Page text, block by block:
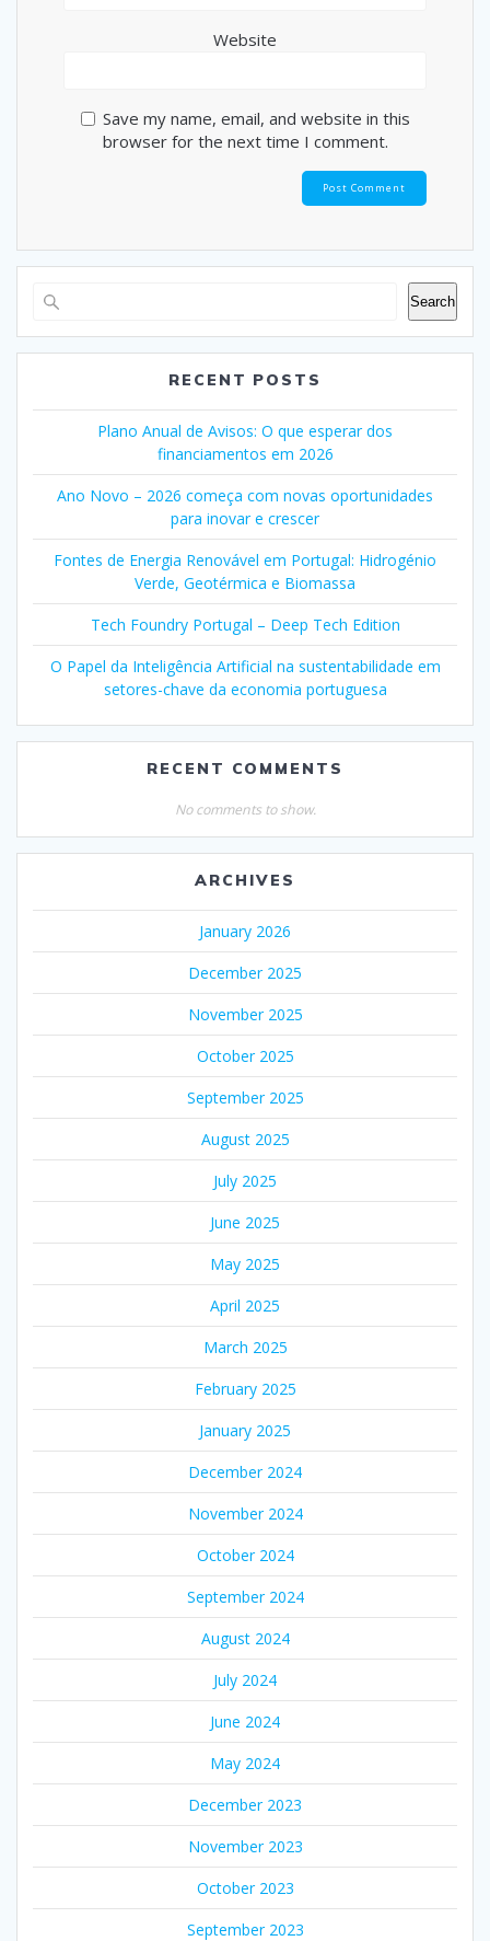
Website
Save my name, email, and website in this
browser for the next time I comment.
Search
RECENT POSTS
Plano Anual de Avisos: O que esperar dos
financiamentos em 2026
Ano Novo – 2026 começa com novas oportunidades
para inovar e crescer
Fontes de Energia Renovável em Portugal: Hidrogénio
Verde, Geotérmica e Biomassa
Tech Foundry Portugal – Deep Tech Edition
O Papel da Inteligência Artificial na sustentabilidade em
setores-chave da economia portuguesa
RECENT COMMENTS
No comments to show.
ARCHIVES
January 2026
December 2025
November 2025
October 2025
September 2025
August 2025
July 2025
June 2025
May 2025
April 2025
March 2025
February 2025
January 2025
December 2024
November 2024
October 2024
September 2024
August 2024
July 2024
June 2024
May 2024
December 2023
November 2023
October 2023
September 2023